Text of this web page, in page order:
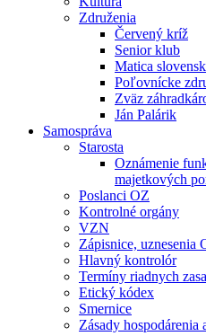
Združenia
Červený kríž
Senior klub
Matica
Poľovnícke
Zväz
Ján Palárik
Samospráva
Starosta
Oznámenie
majetkových
Poslanci OZ
Kontrolné orgány
VZN
Zápisnice, uznesenia
Hlavný kontrolór
Termíny riadnych
Etický kódex
Smernice
Zásady hospodárenia